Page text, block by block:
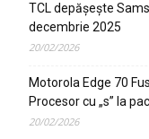
TCL depășește
decembrie 2025
20/02/2026
Motorola Edge 70
Procesor cu „s” la
20/02/2026